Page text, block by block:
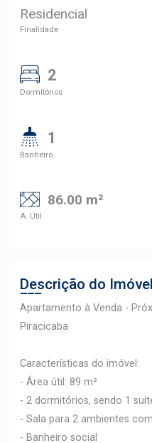
Residencial
Finalidade
2
Dormitórios
1
Banheiro
86.00 m²
A. Útil
Descrição do Imóvel
Apartamento à Venda -
Piracicaba
Características do imóvel:
- Área útil: 89 m²
- 2 dormitórios, sendo 1
- Sala para 2 ambientes
- Banheiro social